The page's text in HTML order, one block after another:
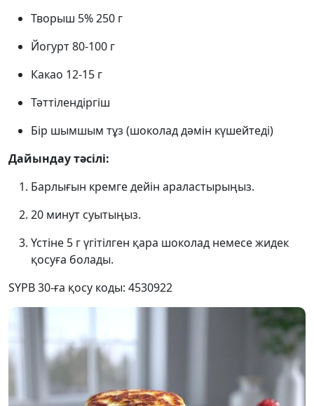
Творыш 5% 250 г
Йогурт 80-100 г
Какао 12-15 г
Тәттілендіргіш
Бір шымшым тұз (шоколад дәмін күшейтеді)
Дайындау тәсілі:
Барлығын кремге дейін араластырыңыз.
20 минут суытыңыз.
Үстіне 5 г үгітілген қара шоколад немесе жидек
қосуға болады.
SYPB 30-ға қосу коды: 4530922